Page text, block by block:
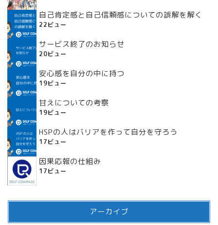
自己肯定感と自己信頼感についての誤解を解く
22ビュー
サービス終了のお知らせ
20ビュー
安心感を自分の中に持つ
19ビュー
甘えについての考察
19ビュー
HSPの人はバリアを作って自分を守ろう
17ビュー
因果応報の仕組み
17ビュー
アーカイブ